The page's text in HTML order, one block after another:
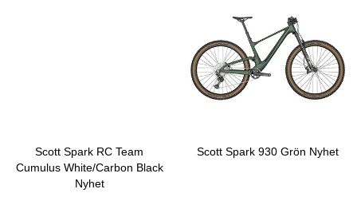
Scott Spark RC Team
Cumulus White/Carbon Black
Nyhet
Scott Spark 930 Grön Nyhet